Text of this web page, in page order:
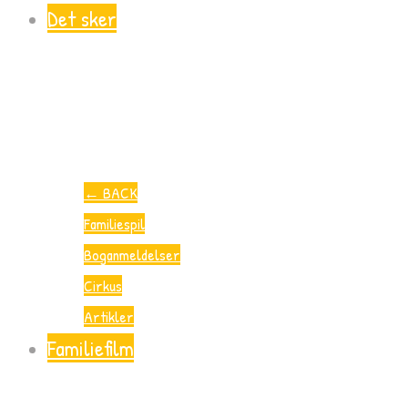
Det sker
← BACK
Familiespil
Boganmeldelser
Cirkus
Artikler
Familiefilm